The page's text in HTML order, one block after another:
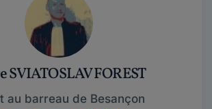
SVIATOSLAV FOREST
au barreau de Besançon